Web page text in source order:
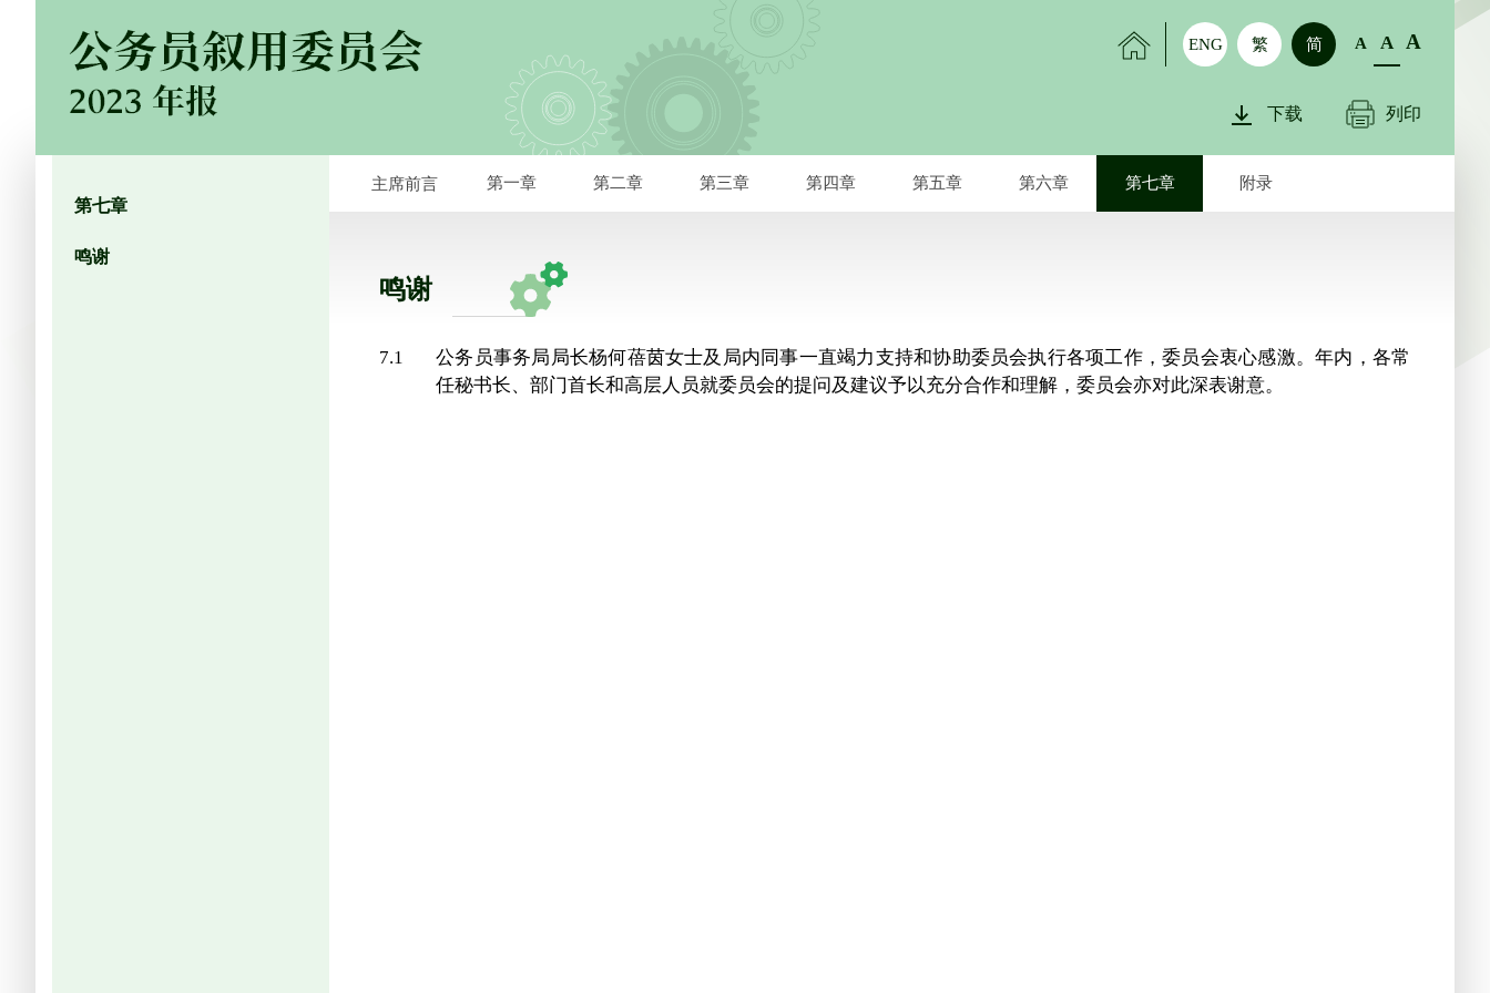
ENG 繁 简 A A A
下载 列印
主席前言 第一章 第二章 第三章 第四章 第五章 第六章 第七章 附录
第七章
鸣谢
鸣谢
7.1
公务员事务局局长杨何蓓茵女士及局内同事一直竭力支持和协助委员会执行各项工作，委员会衷心感激。年内，各常
任秘书长、部门首长和高层人员就委员会的提问及建议予以充分合作和理解，委员会亦对此深表谢意。